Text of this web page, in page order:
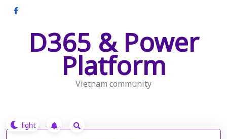
Skip
D365 & Power
Platform
Vietnam community